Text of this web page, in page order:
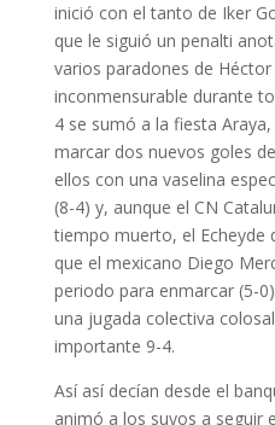
inició con el tanto de Iker
que le siguió un penalti
varios paradones de
inconmensurable durante
4 se sumó a la fiesta
marcar dos nuevos goles
ellos con una vaselina
(8-4) y, aunque el CN
tiempo muerto, el Echeyde
que el mexicano Diego
periodo para enmarcar (5-
una jugada colectiva
importante 9-4.
Así así decían desde el
animó a los suyos a seguir